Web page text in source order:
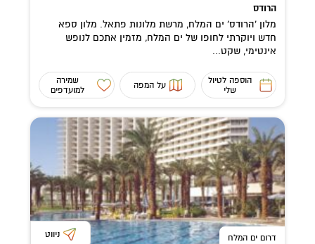
הרודס
מלון 'הרודס' ים המלח, מרשת מלונות פתאל. מלון ספא
חדש ויוקרתי לחופו של ים המלח, מזמין אתכם לנופש
אינטימי, שקט...
הוספה לטיול
שלי
על המפה
שמירה
למועדפים
דרום ים המלח ניווט